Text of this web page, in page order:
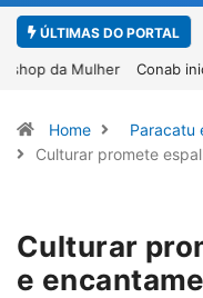
ÚLTIMAS DO PORTAL
Conab inicia recebimento
Home
Paracatu
Culturar promete
Culturar
e